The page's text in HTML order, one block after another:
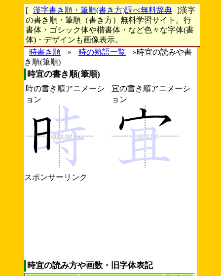
[ 漢字書き順・筆順(書き方)調べ無料辞典 ]漢字
の書き順・筆順（書き方）無料学習サイト。行
書体・ゴシック体や楷書体・など色々な字体(書
体)・デザインも画像表示。
時書き順
» 時の熟語一覧
»時宜の読みや書
き順(筆順)
時宜の書き順(筆順)
時の書き順アニメーシ
ョン
宜の書き順アニメーシ
ョン
スポンサーリンク
時宜の読み方や画数・旧字体表記